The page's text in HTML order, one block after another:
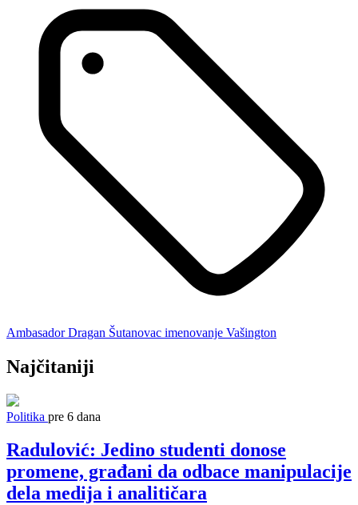
Ambasador Dragan Šutanovac imenovanje Vašington
Najčitaniji
Politika pre 6 dana
Radulović: Jedino studenti donose
promene, građani da odbace manipulacije
dela medija i analitičara